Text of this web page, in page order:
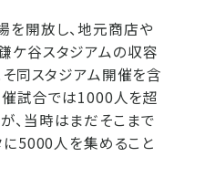
を開放し、地元商店や
ケ谷スタジアムの収容
同スタジアム開催を含
催試合では1000人を超
、当時はまだそこまで
に5000人を集めること